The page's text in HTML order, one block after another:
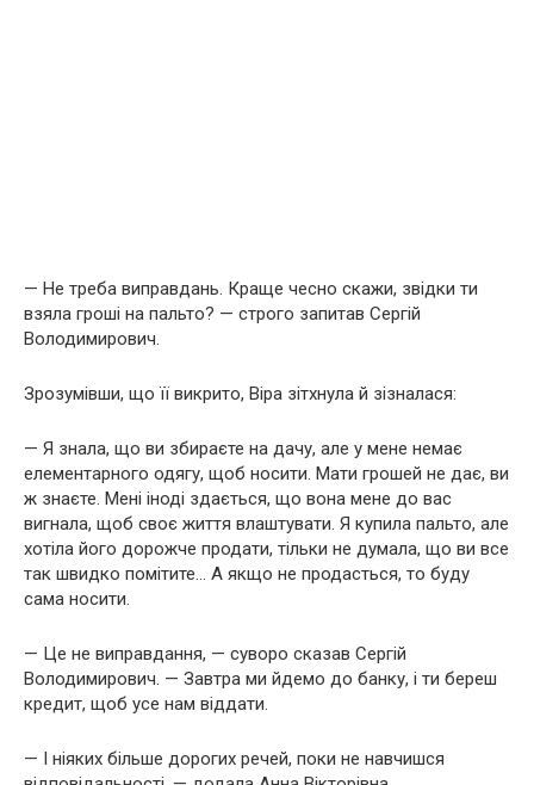
— Не треба виправдань. Краще чесно скажи, звідки ти
взяла гроші на пальто? — строго запитав Сергій
Володимирович.
Зрозумівши, що її викрито, Віра зітхнула й зізналася:
— Я знала, що ви збираєте на дачу, але у мене немає
елементарного одягу, щоб носити. Мати грошей не дає, ви
ж знаєте. Мені іноді здається, що вона мене до вас
вигнала, щоб своє життя влаштувати. Я купила пальто, але
хотіла його дорожче продати, тільки не думала, що ви все
так швидко помітите… А якщо не продасться, то буду
сама носити.
— Це не виправдання, — суворо сказав Сергій
Володимирович. — Завтра ми йдемо до банку, і ти береш
кредит, щоб усе нам віддати.
— І ніяких більше дорогих речей, поки не навчишся